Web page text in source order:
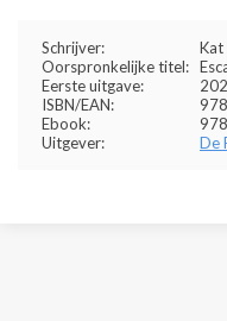
Schrijver:
Kat
Oorspronkelijke titel:
Eerste uitgave:
ISBN/EAN:
Ebook:
Uitgever:
De